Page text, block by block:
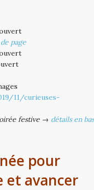
page
11/curieuses-
festive → détails en bas
pour
et avancer